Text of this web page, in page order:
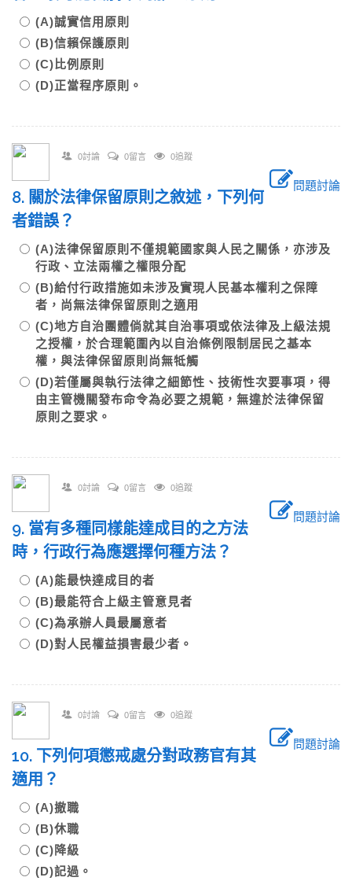
(A)誠實信用原則
(B)信賴保護原則
(C)比例原則
(D)正當程序原則。
0討論 0留言 0追蹤
問題討論
8. 關於法律保留原則之敘述，下列何
者錯誤？
(A)法律保留原則不僅規範國家與人民之關係，亦涉及
行政、立法兩權之權限分配
(B)給付行政措施如未涉及實現人民基本權利之保障
者，尚無法律保留原則之適用
(C)地方自治團體倘就其自治事項或依法律及上級法規
之授權，於合理範圍內以自治條例限制居民之基本
權，與法律保留原則尚無牴觸
(D)若僅屬與執行法律之細節性、技術性次要事項，得
由主管機關發布命令為必要之規範，無違於法律保留
原則之要求。
0討論 0留言 0追蹤
問題討論
9. 當有多種同樣能達成目的之方法
時，行政行為應選擇何種方法？
(A)能最快達成目的者
(B)最能符合上級主管意見者
(C)為承辦人員最屬意者
(D)對人民權益損害最少者。
0討論 0留言 0追蹤
問題討論
10. 下列何項懲戒處分對政務官有其
適用？
(A)撤職
(B)休職
(C)降級
(D)記過。